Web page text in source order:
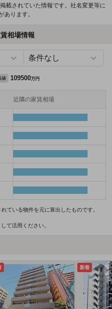
載されていた情報です。社名変更等に
あります。
相場情報
値 109500万円
近隣の家賃相場
ている物件を元に算出したものです。
て活用ください。
新着